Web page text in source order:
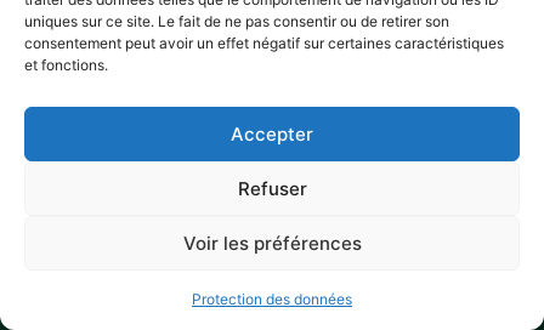
uniques sur ce site. Le fait de ne pas consentir ou de retirer son
consentement peut avoir un effet négatif sur certaines caractéristiques
et fonctions.
Accepter
Refuser
Voir les préférences
Protection des données
Damien Leturgeon
BILLET 1 SUR 3
✓ Ticket scanné